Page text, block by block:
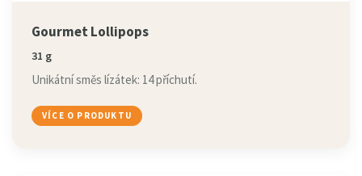
Gourmet Lollipops
31 g
Unikátní směs lízátek: 14 příchutí.
VÍCE O PRODUKTU